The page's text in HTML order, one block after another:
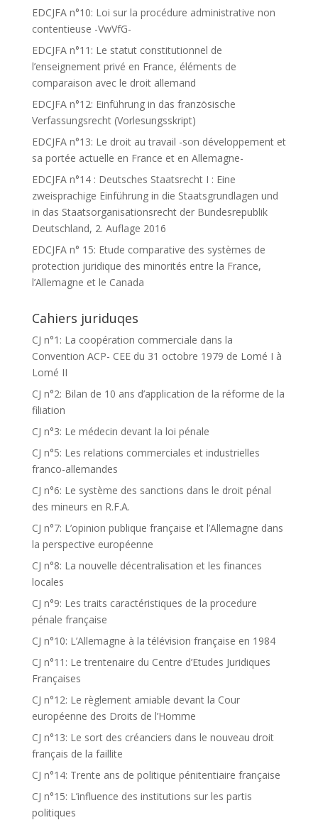
EDCJFA n°10: Loi sur la procédure administrative non
contentieuse -VwVfG-
EDCJFA n°11: Le statut constitutionnel de
l’enseignement privé en France, éléments de
comparaison avec le droit allemand
EDCJFA n°12: Einführung in das französische
Verfassungsrecht (Vorlesungsskript)
EDCJFA n°13: Le droit au travail -son développement et
sa portée actuelle en France et en Allemagne-
EDCJFA n°14 : Deutsches Staatsrecht I : Eine
zweisprachige Einführung in die Staatsgrundlagen und
in das Staatsorganisationsrecht der Bundesrepublik
Deutschland, 2. Auflage 2016
EDCJFA n° 15: Etude comparative des systèmes de
protection juridique des minorités entre la France,
l’Allemagne et le Canada
Cahiers juriduqes
CJ n°1: La coopération commerciale dans la
Convention ACP- CEE du 31 octobre 1979 de Lomé I à
Lomé II
CJ n°2: Bilan de 10 ans d’application de la réforme de la
filiation
CJ n°3: Le médecin devant la loi pénale
CJ n°5: Les relations commerciales et industrielles
franco-allemandes
CJ n°6: Le système des sanctions dans le droit pénal
des mineurs en R.F.A.
CJ n°7: L’opinion publique française et l’Allemagne dans
la perspective européenne
CJ n°8: La nouvelle décentralisation et les finances
locales
CJ n°9: Les traits caractéristiques de la procedure
pénale française
CJ n°10: L’Allemagne à la télévision française en 1984
CJ n°11: Le trentenaire du Centre d’Etudes Juridiques
Françaises
CJ n°12: Le règlement amiable devant la Cour
européenne des Droits de l’Homme
CJ n°13: Le sort des créanciers dans le nouveau droit
français de la faillite
CJ n°14: Trente ans de politique pénitentiaire française
CJ n°15: L’influence des institutions sur les partis
politiques